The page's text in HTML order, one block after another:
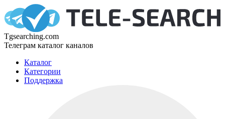
Tgsearching.com
Телеграм каталог каналов
Каталог
Категории
Поддержка